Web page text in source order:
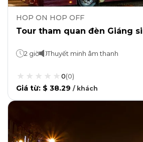
HOP ON HOP OFF
Tour tham quan đèn Giáng
2 giờ Thuyết minh âm thanh
0(0)
Giá từ: $ 38.29 / khách